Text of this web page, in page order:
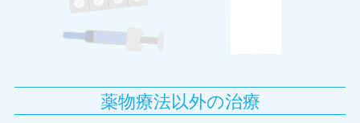
薬物療法以外の治療